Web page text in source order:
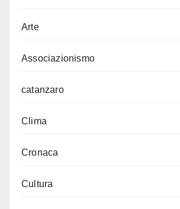
Arte
Associazionismo
catanzaro
Clima
Cronaca
Cultura